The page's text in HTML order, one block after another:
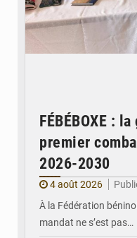
FÉBÉBOXE :
premier
2026-2030
4 août 2026
À la Fédération
mandat ne s’est pas…